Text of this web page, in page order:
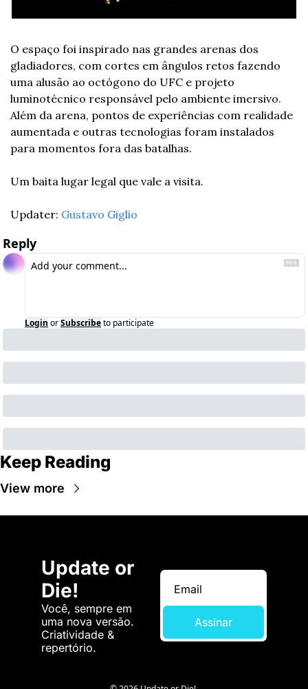
O espaço foi inspirado nas grandes arenas dos
gladiadores, com cortes em ângulos retos fazendo
uma alusão ao octógono do UFC e projeto
luminotécnico responsável pelo ambiente imersivo.
Além da arena, pontos de experiências com realidade
aumentada e outras tecnologias foram instalados
para momentos fora das batalhas.
Um baita lugar legal que vale a visita.
Updater: Gustavo Giglio
Reply
Login orSubscribeto participate
Keep Reading
View more
Update or
Die!
Você, sempre em
uma nova versão.
Criatividade &
repertório.
Assinar